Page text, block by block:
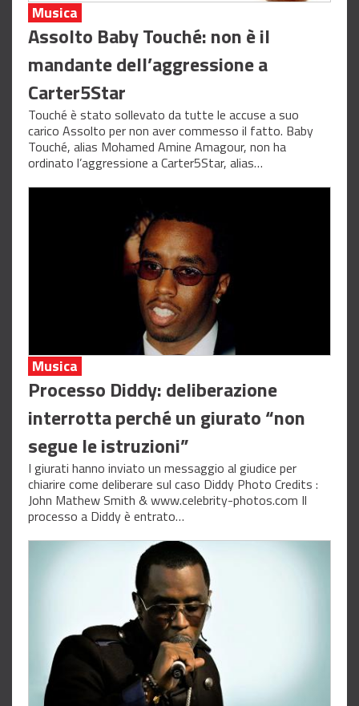
Musica
Assolto Baby Touché: non è il
mandante dell’aggressione a
Carter5Star
Touché è stato sollevato da tutte le accuse a suo
carico Assolto per non aver commesso il fatto. Baby
Touché, alias Mohamed Amine Amagour, non ha
ordinato l’aggressione a Carter5Star, alias…
Musica
Processo Diddy: deliberazione
interrotta perché un giurato “non
segue le istruzioni”
I giurati hanno inviato un messaggio al giudice per
chiarire come deliberare sul caso Diddy Photo Credits :
John Mathew Smith & www.celebrity-photos.com Il
processo a Diddy è entrato…